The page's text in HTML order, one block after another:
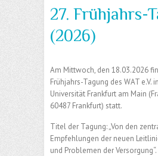
27. Frühjahrs-
(2026)
Am Mittwoch, den 18.03.2026
Frühjahrs-Tagung des WAT e.V.
Universität Frankfurt am Main
60487 Frankfurt) statt.
Titel der Tagung: „Von den
Empfehlungen der neuen
und Problemen der Versorgung“.